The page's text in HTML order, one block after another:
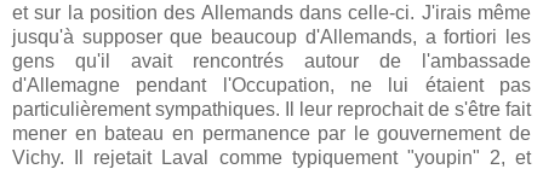
et sur la position des Allemands dans celle-ci. J'irais même
jusqu'à supposer que beaucoup d'Allemands, a fortiori les
gens qu'il avait rencontrés autour de l'ambassade
d'Allemagne pendant l'Occupation, ne lui étaient pas
particulièrement sympathiques. Il leur reprochait de s'être fait
mener en bateau en permanence par le gouvernement de
Vichy. Il rejetait Laval comme typiquement "youpin" 2, et